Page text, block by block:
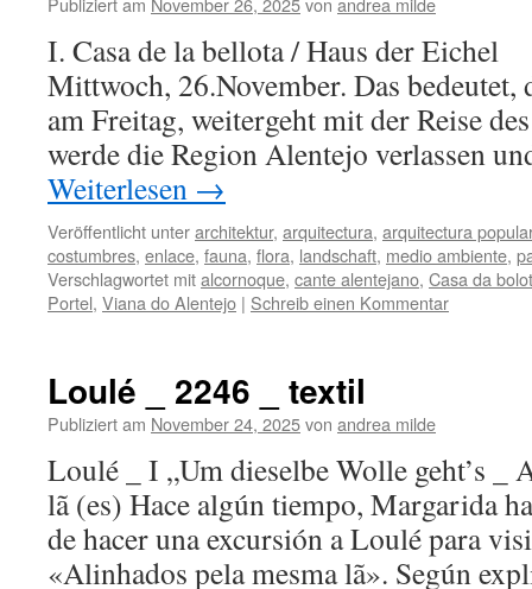
I. Casa de la bellota / Haus der
Mittwoch, 26.November. Das bedeutet,
am Freitag, weitergeht mit der Reise
werde die Region Alentejo verlassen
Weiterlesen →
Veröffentlicht unterarchitektur, arquitectura, arquitectura popular
costumbres, enlace, fauna, flora, landschaft, medio ambiente,
Verschlagwortet mitalcornoque, cante alentejano, Casa da
Portel, Viana do Alentejo | Schreib einen Kommentar
Loulé _ 2246 _ textil
Publiziert am November 24, 2025von andrea milde
Loulé _ I „Um dieselbe Wolle geht’s _
lã (es) Hace algún tiempo, Margarida
de hacer una excursión a Loulé para
«Alinhados pela mesma lã». Según